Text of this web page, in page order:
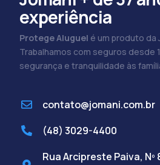
experiência
Protege Aluguel é um produto da
Trabalhamos com seguros desde
segurança e tranquilidade às
contato@jomani.com.br
(48) 3029-4400
Rua Arcipreste Paiva, Nº